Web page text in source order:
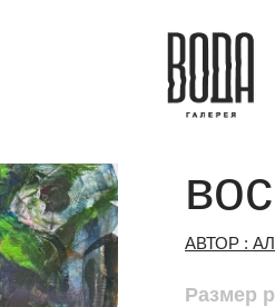
Размер
АВТОР :